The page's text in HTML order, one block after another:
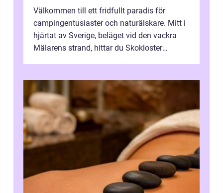
Välkommen till ett fridfullt paradis för
campingentusiaster och naturälskare. Mitt i
hjärtat av Sverige, beläget vid den vackra
Mälarens strand, hittar du Skokloster